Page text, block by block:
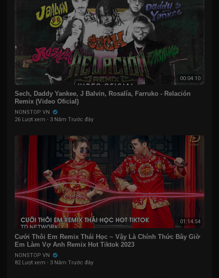
00:04:10
Sech, Daddy Yankee, J Balvin, Rosalía, Farruko - Relación
Remix (Video Oficial)
NONSTOP VN
26 Lượt xem · 3 Năm Trước đây
01:14:54
Cưới Thôi Em Remix Thái Học ~ Vậy Là Chính Thức Bây Giờ
Em Làm Vợ Anh Remix Hot Tiktok 2023
NONSTOP VN
82 Lượt xem · 3 Năm Trước đây